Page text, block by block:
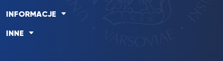
INFORMACJE
INNE